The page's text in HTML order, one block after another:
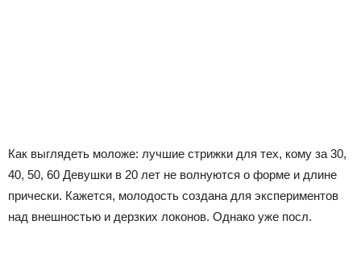
Как выглядеть моложе: лучшие стрижки для тех, кому за 30,
40, 50, 60 Девушки в 20 лет не волнуются о форме и длине
прически. Кажется, молодость создана для экспериментов
над внешностью и дерзких локонов. Однако уже посл.